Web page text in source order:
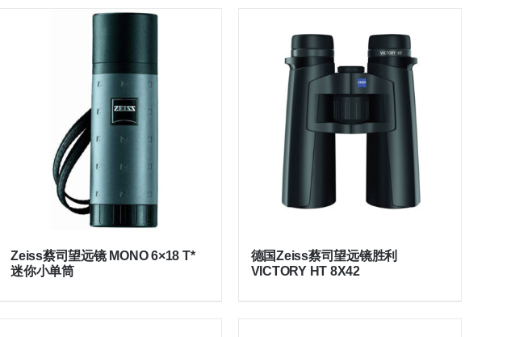
Zeiss蔡司望远镜 MONO 6×18 T*
迷你小单筒
德国Zeiss蔡司望远镜胜利
VICTORY HT 8X42